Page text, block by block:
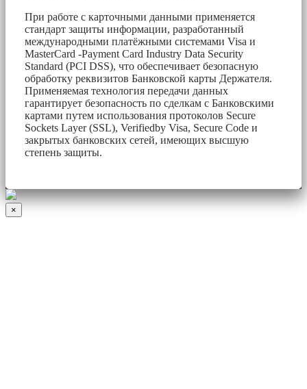
При работе с карточными данными применяется
стандарт защиты информации, разработанный
международными платёжными системами Visa и
MasterCard -Payment Card Industry Data Security
Standard (PCI DSS), что обеспечивает безопасную
обработку реквизитов Банковской карты Держателя.
Применяемая технология передачи данных
гарантирует безопасность по сделкам с Банковскими
картами путем использования протоколов Secure
Sockets Layer (SSL), Verifiedby Visa, Secure Code и
закрытых банковских сетей, имеющих высшую
степень защиты.
×